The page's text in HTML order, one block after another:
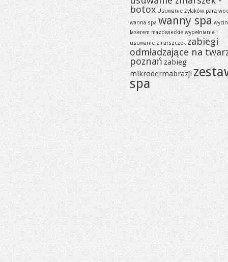
botox Usuwanie żylaków parą
wanna spa wanny spa
laserem mazowieckie wypełnianie i
usuwanie zmarszczek zabiegi
odmładzające na
poznań zabieg
mikrodermabrazji
spa